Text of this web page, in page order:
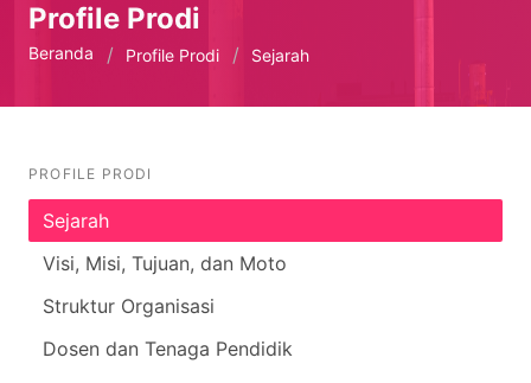
Profile Prodi
Beranda Profile Prodi Sejarah
PROFILE PRODI
Sejarah
Visi, Misi, Tujuan, dan Moto
Struktur Organisasi
Dosen dan Tenaga Pendidik